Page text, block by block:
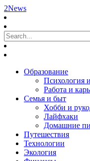
2News
Образование
Психология
Работа и
Семья и быт
Хобби и
Лайфхаки
Домашние
Путешествия
Технологии
Экология